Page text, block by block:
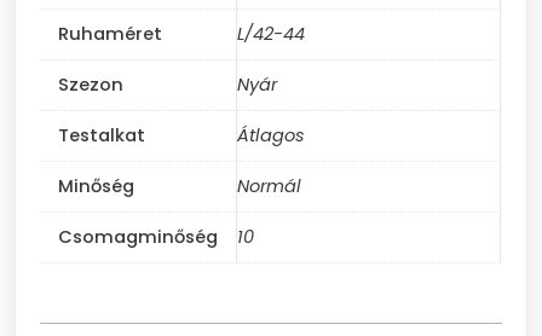
Ruhaméret L/42-44
Szezon Nyár
Testalkat Átlagos
Minőség Normál
Csomagminőség 10